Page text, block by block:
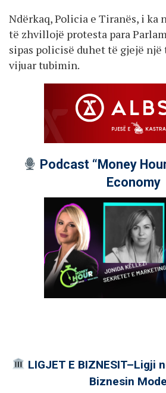
Ndërkaq, Policia e Tiranës, i ka
të zhvillojë protesta para
sipas policisë duhet të gjejë
vijuar tubimin.
Podcast “Money
Economy
LIGJET E BIZNESIT–Ligji
Biznesin